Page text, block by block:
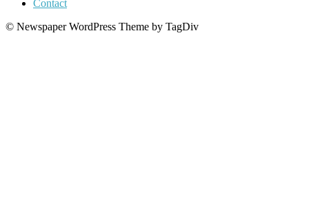
Contact
© Newspaper WordPress Theme by TagDiv